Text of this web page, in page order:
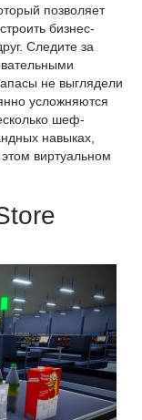
позволяет
бизнес-
Следите за
не выглядели
усложняются
шеф-
навыках,
виртуальном